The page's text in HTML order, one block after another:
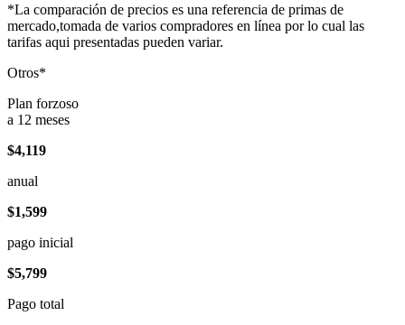
*La comparación de precios es una referencia de primas de
mercado,tomada de varios compradores en línea por lo cual las
tarifas aqui presentadas pueden variar.
Otros*
Plan forzoso
a 12 meses
$4,119
anual
$1,599
pago inicial
$5,799
Pago total